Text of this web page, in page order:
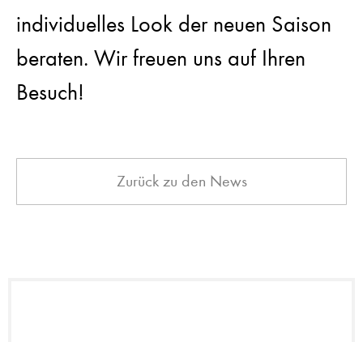
individuelles Look der neuen Saison
beraten. Wir freuen uns auf Ihren
Besuch!
Zurück zu den News